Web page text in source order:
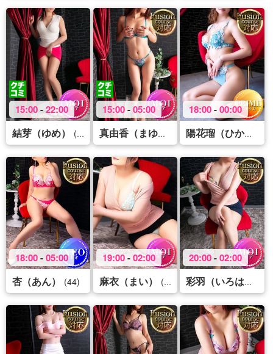
15:00-22:00
結芽（ゆめ） (41)
15:00-05:00
真由香（まゆか） (28)
18:00-00:00
陽花瑠（ひかる）
18:00-05:00
杏（あん） (44)
19:00-02:00
麻衣（まい） (35)
20:00-02:00
彩羽（いろは）